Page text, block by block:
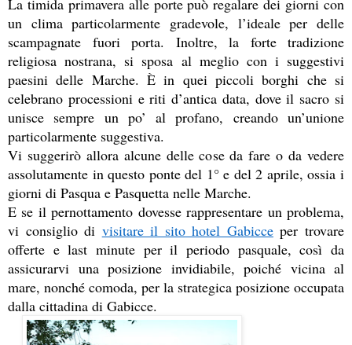
La timida primavera alle porte può regalare dei giorni con
un clima particolarmente gradevole, l’ideale per delle
scampagnate fuori porta. Inoltre, la forte tradizione
religiosa nostrana, si sposa al meglio con i suggestivi
paesini delle Marche. È in quei piccoli borghi che si
celebrano processioni e riti d’antica data, dove il sacro si
unisce sempre un po’ al profano, creando un’unione
particolarmente suggestiva.
Vi suggerirò allora alcune delle cose da fare o da vedere
assolutamente in questo ponte del 1° e del 2 aprile, ossia i
giorni di Pasqua e Pasquetta nelle Marche.
E se il pernottamento dovesse rappresentare un problema,
vi consiglio di visitare il sito hotel Gabicce per trovare
offerte e last minute per il periodo pasquale, così da
assicurarvi una posizione invidiabile, poiché vicina al
mare, nonché comoda, per la strategica posizione occupata
dalla cittadina di Gabicce.